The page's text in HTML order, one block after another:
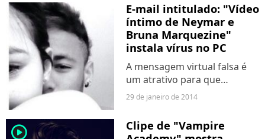
E-mail intitulado: "Vídeo
íntimo de Neymar e
Bruna Marquezine"
instala vírus no PC
A mensagem virtual falsa é
um atrativo para que
criminosos virtuais instalem
programas para roubar
senhas de banco.
29 de janeiro de 2014
player2
Clipe de "Vampire